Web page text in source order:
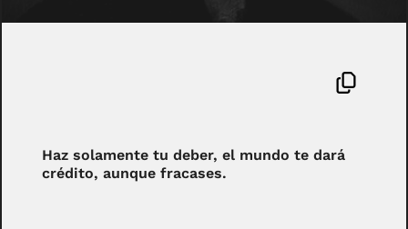
Haz solamente tu deber, el mundo te dará
crédito, aunque fracases.